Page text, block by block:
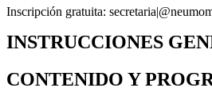
Inscripción gratuita:
INSTRUCCIONES
CONTENIDO Y